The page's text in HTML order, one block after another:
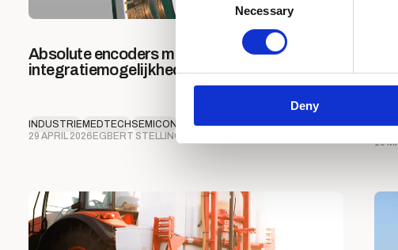
Selection
Necessary
Deny
Absolute encoders met ultieme
integratiemogelijkheden
INDUSTRIEMEDTECHSEMICON
29 APRIL 2026 EGBERT STELLINGA
19